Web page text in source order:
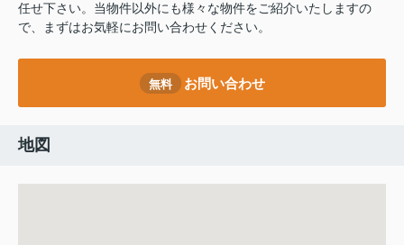
任せ下さい。当物件以外にも様々な物件をご紹介いたしますの
で、まずはお気軽にお問い合わせください。
無料 お問い合わせ
地図